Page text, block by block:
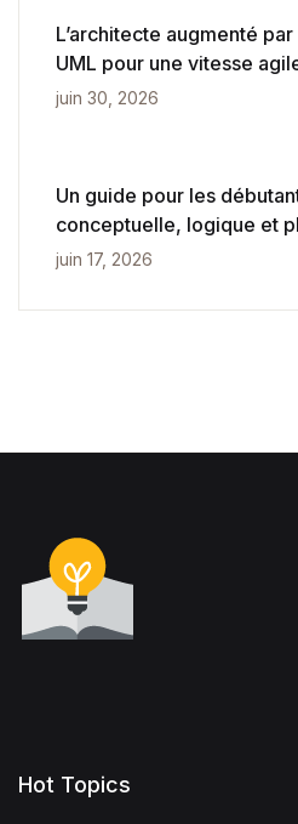
L’architecte augmenté
UML pour une vitesse
juin 30, 2026
Un guide pour les
conceptuelle, logique et
de données
juin 17, 2026
Hot Topics